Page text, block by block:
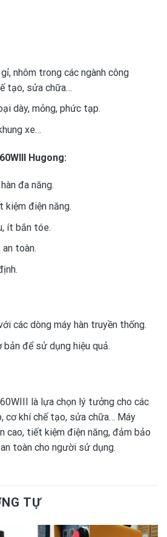
nhôm trong các ngành công
tạo, sửa chữa…
dày, mỏng, phức tạp.
xe…
Hugong:
đa năng.
kiệm điện năng.
ít bắn tóe.
an toàn.
các dòng máy hàn truyền thống.
bản để sử dụng hiệu quả.
là lựa chọn lý tưởng cho các
cơ khí chế tạo, sửa chữa… Máy
cao, tiết kiệm điện năng, đảm bảo
toàn cho người sử dụng.
TỰ